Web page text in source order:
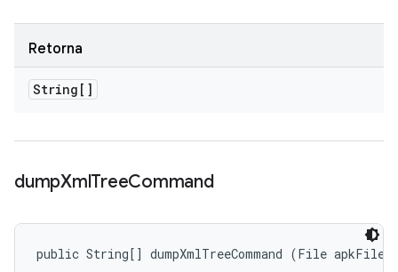
Retorna
String[]
dumpXmlTreeCommand
public String[] dumpXmlTreeCommand (File apkFile)